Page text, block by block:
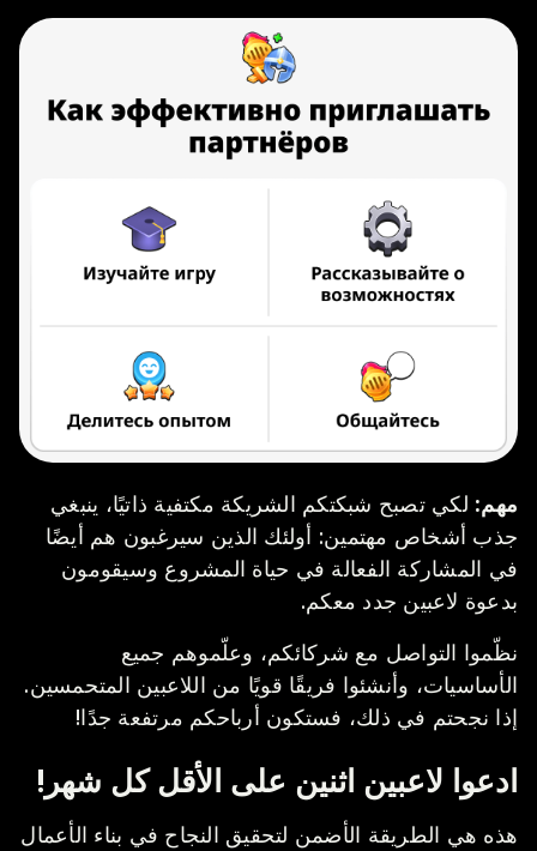
مهم: لكي تصبح شبكتكم الشريكة مكتفية ذاتيًا، ينبغي
جذب أشخاص مهتمين: أولئك الذين سيرغبون هم أيضًا
في المشاركة الفعالة في حياة المشروع وسيقومون
بدعوة لاعبين جدد معكم.
نظّموا التواصل مع شركائكم، وعلّموهم جميع
الأساسيات، وأنشئوا فريقًا قويًا من اللاعبين المتحمسين.
إذا نجحتم في ذلك، فستكون أرباحكم مرتفعة جدًا!
ادعوا لاعبين اثنين على الأقل كل شهر!
هذه هي الطريقة الأضمن لتحقيق النجاح في بناء الأعمال